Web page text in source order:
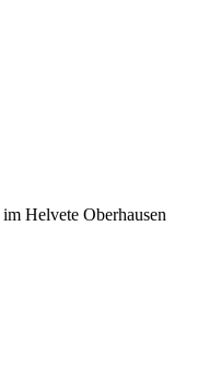
Helvete Oberhausen